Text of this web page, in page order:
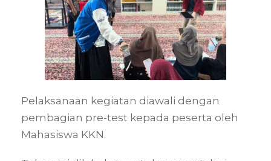
Pelaksanaan kegiatan diawali dengan
pembagian pre-test kepada peserta oleh
Mahasiswa KKN.